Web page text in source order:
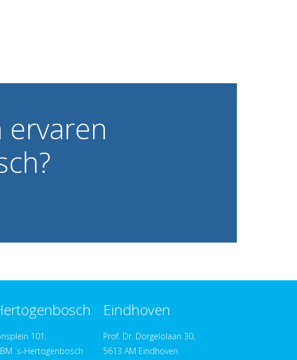
ervaren
101,
´s-Hertogenbosch
Eindhoven
Prof. Dr. Dorgelolaan 30,
5613 AM Eindhoven